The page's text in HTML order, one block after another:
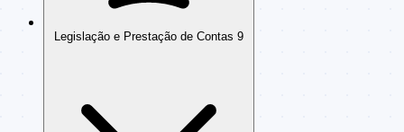
Legislação e Prestação de Contas 9